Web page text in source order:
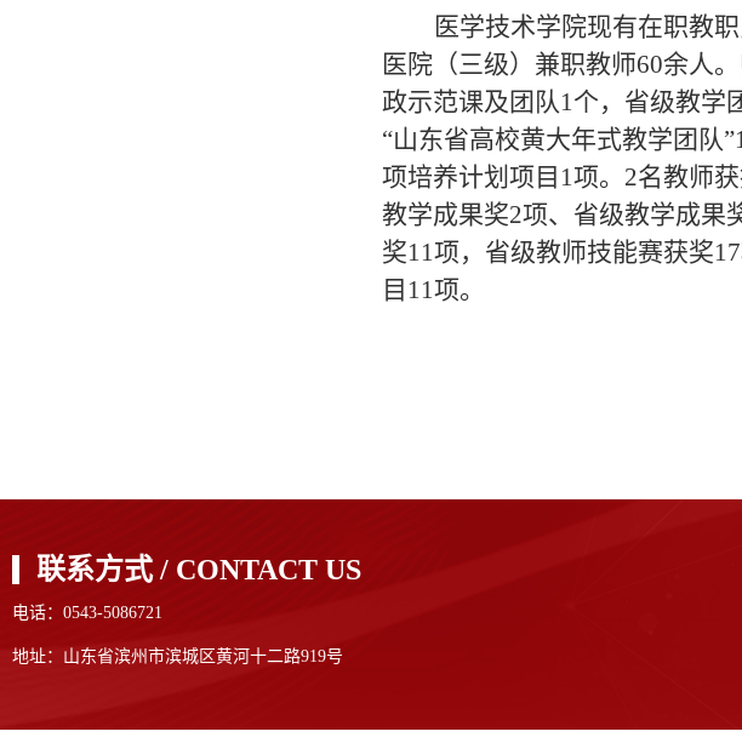
医学技术学院现有在职教
医院（三级）兼职教师60余人
政示范课及团队1个，省级教学
“山东省高校黄大年式教学团队
项培养计划项目1项。2名教师
教学成果奖2项、省级教学成果
奖11项，省级教师技能赛获奖
目11项。
联系方式 / CONTACT US
电话：0543-5086721
地址：山东省滨州市滨城区黄河十二路919号